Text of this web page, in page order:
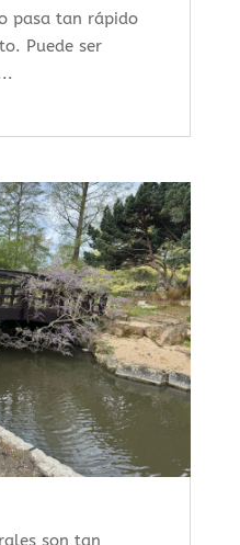
pasa tan rápido
Puede ser
son tan